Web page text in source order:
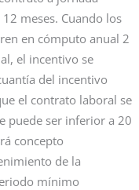
meses. Cuando los
en cómputo anual 2
el incentivo se
del incentivo
el contrato laboral se
puede ser inferior a 20
concepto
de la
mínimo